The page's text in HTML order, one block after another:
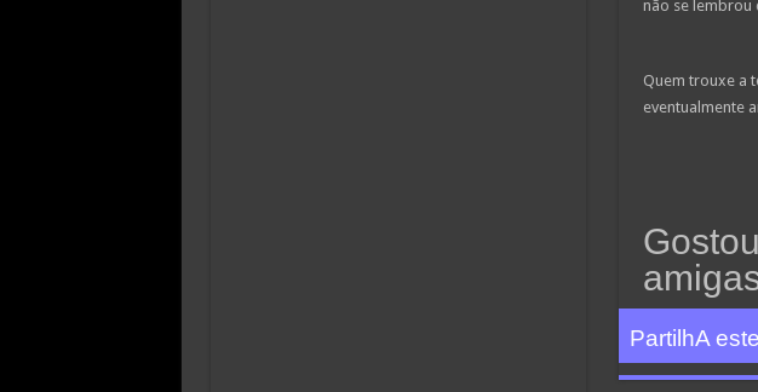
não se lembrou
Quem trouxe a
eventualmente
PartilhA